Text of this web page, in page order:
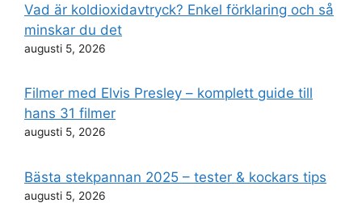
Vad är koldioxidavtryck? Enkel förklaring och så
minskar du det
augusti 5, 2026
Filmer med Elvis Presley – komplett guide till
hans 31 filmer
augusti 5, 2026
Bästa stekpannan 2025 – tester & kockars tips
augusti 5, 2026